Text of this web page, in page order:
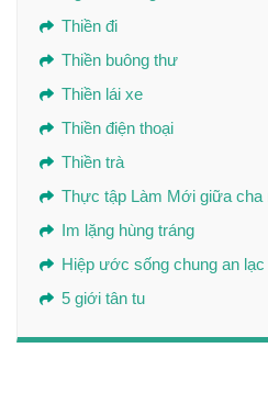
Thiền đi
Thiền buông thư
Thiền lái xe
Thiền điện thoại
Thiền trà
Thực tập Làm Mới giữa cha
Im lặng hùng tráng
Hiệp ước sống chung an lạc
5 giới tân tu